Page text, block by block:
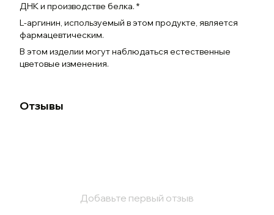
ДНК и производстве белка. *
L-аргинин, используемый в этом продукте, является
фармацевтическим.
В этом изделии могут наблюдаться естественные
цветовые изменения.
Отзывы
Добавьте первый отзыв